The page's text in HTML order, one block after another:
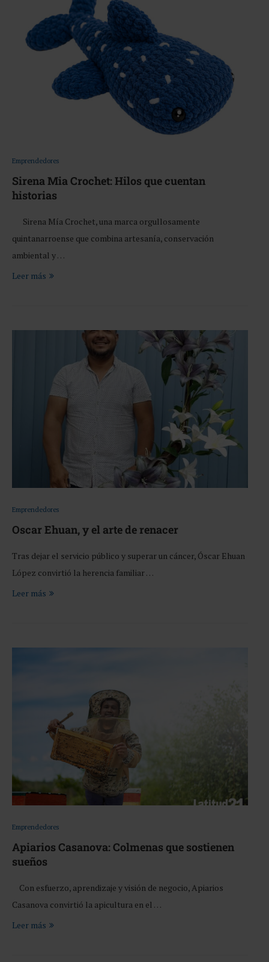
Emprendedores
Sirena Mia Crochet: Hilos que cuentan
historias
Sirena Mía Crochet, una marca orgullosamente
quintanarroense que combina artesanía, conservación
ambiental y …
Leer más
Emprendedores
Oscar Ehuan, y el arte de renacer
Tras dejar el servicio público y superar un cáncer, Óscar Ehuan
López convirtió la herencia familiar …
Leer más
Emprendedores
Apiarios Casanova: Colmenas que sostienen
sueños
Con esfuerzo, aprendizaje y visión de negocio, Apiarios
Casanova convirtió la apicultura en el …
Leer más